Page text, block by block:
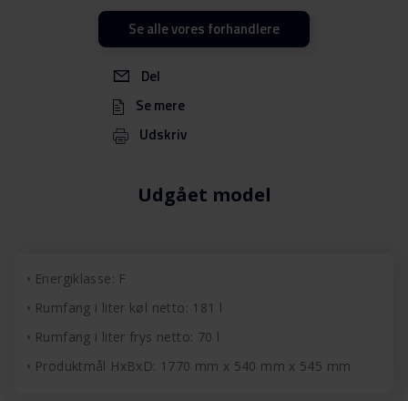
Udgået model
Del
Se mere
Udskriv
Se alle vores forhandlere
Energiklasse: F
Rumfang i liter køl netto: 181 l
Rumfang i liter frys netto: 70 l
Produktmål HxBxD: 1770 mm x 540 mm x 545 mm